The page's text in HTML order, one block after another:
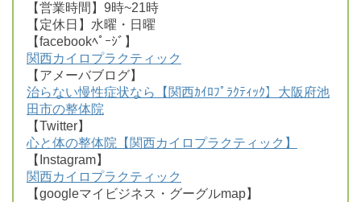
【営業時間】9時~21時
【定休日】水曜・日曜
【facebookﾍﾟｰｼﾞ】
関西カイロプラクティック
【アメーバブログ】
治らない慢性症状なら【関西ｶｲﾛﾌﾟﾗｸﾃｨｯｸ】大阪府池
田市の整体院
【Twitter】
心と体の整体院【関西カイロプラクティック】
【Instagram】
関西カイロプラクティック
【googleマイビジネス・グーグルmap】